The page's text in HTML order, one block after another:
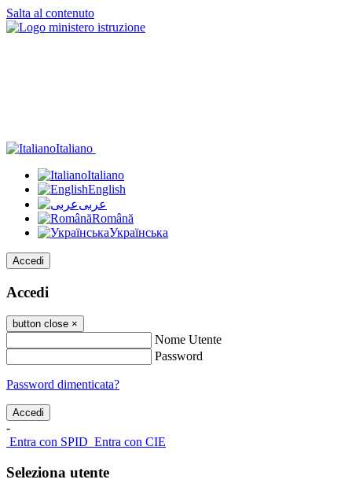
Salta al contenuto
Italiano
Italiano
English
عربى
Română
Українська
Accedi
Accedi
button close ×
Nome Utente
Password
Password dimenticata?
-
Entra con SPID Entra con CIE
Seleziona utente